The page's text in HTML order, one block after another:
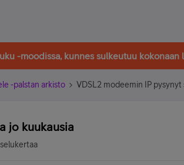
-moodissa, kunnes sulkeutuu kokonaan
-palstan arkisto VDSL2 modeemin IP pysynyt
jo kuukausia